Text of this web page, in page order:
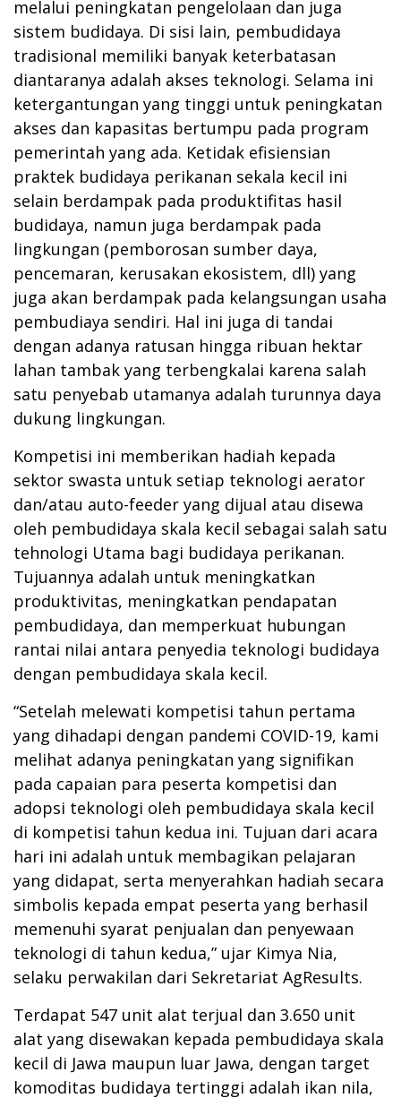
melalui peningkatan pengelolaan dan juga
sistem budidaya. Di sisi lain, pembudidaya
tradisional memiliki banyak keterbatasan
diantaranya adalah akses teknologi. Selama ini
ketergantungan yang tinggi untuk peningkatan
akses dan kapasitas bertumpu pada program
pemerintah yang ada. Ketidak efisiensian
praktek budidaya perikanan sekala kecil ini
selain berdampak pada produktifitas hasil
budidaya, namun juga berdampak pada
lingkungan (pemborosan sumber daya,
pencemaran, kerusakan ekosistem, dll) yang
juga akan berdampak pada kelangsungan usaha
pembudiaya sendiri. Hal ini juga di tandai
dengan adanya ratusan hingga ribuan hektar
lahan tambak yang terbengkalai karena salah
satu penyebab utamanya adalah turunnya daya
dukung lingkungan.
Kompetisi ini memberikan hadiah kepada
sektor swasta untuk setiap teknologi aerator
dan/atau auto-feeder yang dijual atau disewa
oleh pembudidaya skala kecil sebagai salah satu
tehnologi Utama bagi budidaya perikanan.
Tujuannya adalah untuk meningkatkan
produktivitas, meningkatkan pendapatan
pembudidaya, dan memperkuat hubungan
rantai nilai antara penyedia teknologi budidaya
dengan pembudidaya skala kecil.
“Setelah melewati kompetisi tahun pertama
yang dihadapi dengan pandemi COVID-19, kami
melihat adanya peningkatan yang signifikan
pada capaian para peserta kompetisi dan
adopsi teknologi oleh pembudidaya skala kecil
di kompetisi tahun kedua ini. Tujuan dari acara
hari ini adalah untuk membagikan pelajaran
yang didapat, serta menyerahkan hadiah secara
simbolis kepada empat peserta yang berhasil
memenuhi syarat penjualan dan penyewaan
teknologi di tahun kedua,” ujar Kimya Nia,
selaku perwakilan dari Sekretariat AgResults.
Terdapat 547 unit alat terjual dan 3.650 unit
alat yang disewakan kepada pembudidaya skala
kecil di Jawa maupun luar Jawa, dengan target
komoditas budidaya tertinggi adalah ikan nila,